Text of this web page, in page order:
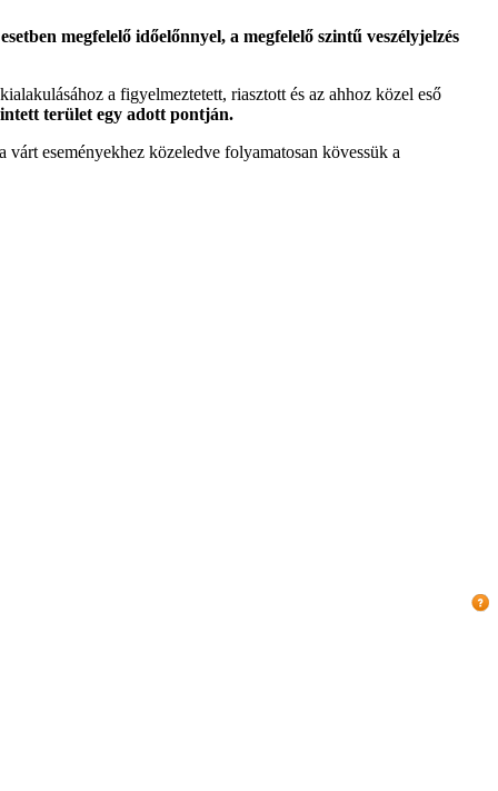
megfelelő időelőnnyel, a megfelelő szintű veszélyjelzés
a figyelmeztetett, riasztott és az ahhoz közel eső
terület egy adott pontján.
eseményekhez közeledve folyamatosan kövessük a